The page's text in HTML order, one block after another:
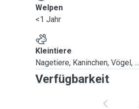
Welpen
<1 Jahr
Kleintiere
Nagetiere, Kaninchen, Vögel, ...
Verfügbarkeit